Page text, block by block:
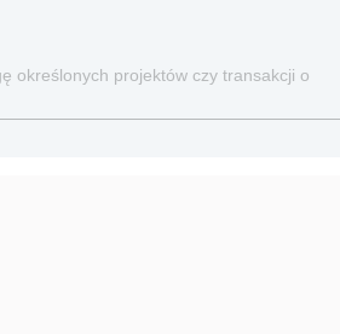
określonych projektów czy transakcji o